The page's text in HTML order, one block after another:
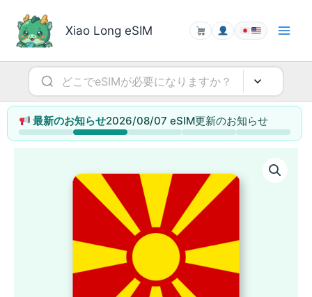
プ
Xiao Long eSIM
最新のお知らせ2026/08/07 eSIM更新のお知らせ